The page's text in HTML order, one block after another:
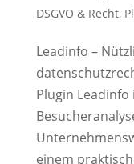
DSGVO & Recht,
Leadinfo –
Plugin
einem